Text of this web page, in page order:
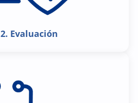
2. Evaluación